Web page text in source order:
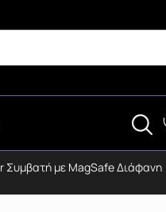
Συμβατή με MagSafe Διάφανη